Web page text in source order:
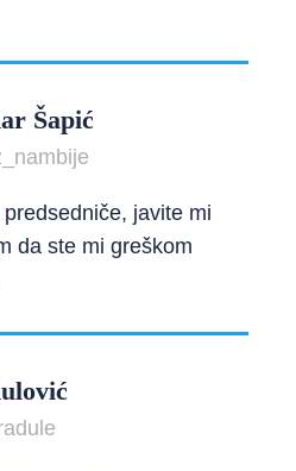
Šapić
javite mi
da ste mi greškom